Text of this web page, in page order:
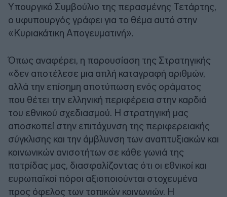
Υπουργικό Συμβούλιο της περασμένης Τετάρτης,
ο υφυπουργός γράφει για το θέμα αυτό στην
«Κυριακάτικη Απογευματινή».
Όπως αναφέρει, η παρουσίαση της Στρατηγικής
«δεν αποτέλεσε μια απλή καταγραφή αριθμών,
αλλά την επίσημη αποτύπωση ενός οράματος
που θέτει την ελληνική περιφέρεια στην καρδιά
του εθνικού σχεδιασμού. Η στρατηγική μας
αποσκοπεί στην επιτάχυνση της περιφερειακής
σύγκλισης και την άμβλυνση των αναπτυξιακών και
κοινωνικών ανισοτήτων σε κάθε γωνιά της
πατρίδας μας, διασφαλίζοντας ότι οι εθνικοί και
ευρωπαϊκοί πόροι αξιοποιούνται στοχευμένα
προς όφελος των τοπικών κοινωνιών. Η